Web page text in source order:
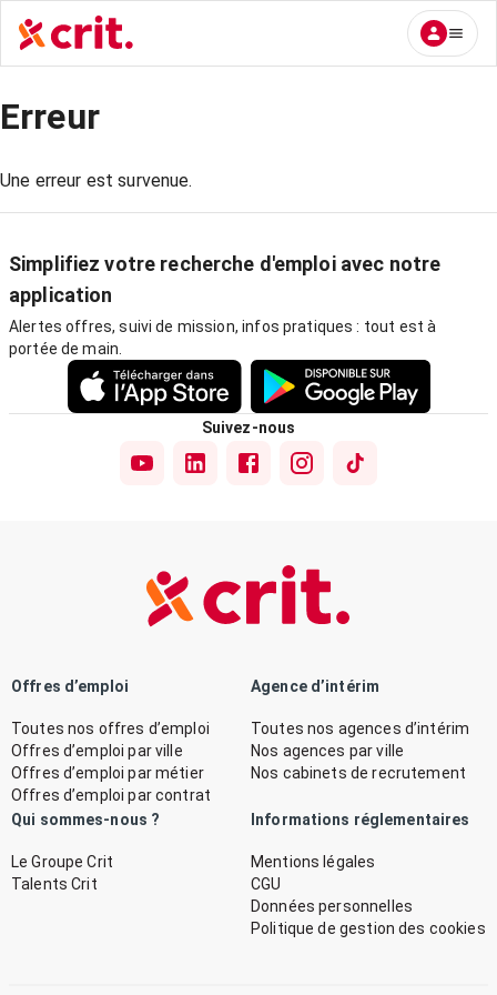
Erreur
Une erreur est survenue.
Simplifiez votre recherche d'emploi avec notre
application
Alertes offres, suivi de mission, infos pratiques : tout est à
portée de main.
Suivez-nous
Offres d’emploi
Toutes nos offres d’emploi
Offres d’emploi par ville
Offres d’emploi par métier
Offres d’emploi par contrat
Agence d’intérim
Toutes nos agences d’intérim
Nos agences par ville
Nos cabinets de recrutement
Qui sommes-nous ?
Le Groupe Crit
Talents Crit
Informations réglementaires
Mentions légales
CGU
Données personnelles
Politique de gestion des cookies